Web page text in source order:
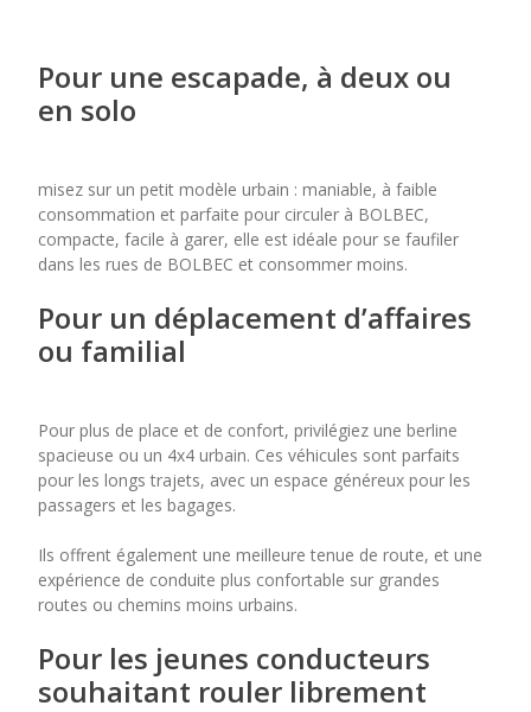
Pour une escapade, à deux ou
en solo
misez sur un petit modèle urbain : maniable, à faible
consommation et parfaite pour circuler à BOLBEC,
compacte, facile à garer, elle est idéale pour se faufiler
dans les rues de BOLBEC et consommer moins.
Pour un déplacement d’affaires
ou familial
Pour plus de place et de confort, privilégiez une berline
spacieuse ou un 4x4 urbain. Ces véhicules sont parfaits
pour les longs trajets, avec un espace généreux pour les
passagers et les bagages.
Ils offrent également une meilleure tenue de route, et une
expérience de conduite plus confortable sur grandes
routes ou chemins moins urbains.
Pour les jeunes conducteurs
souhaitant rouler librement